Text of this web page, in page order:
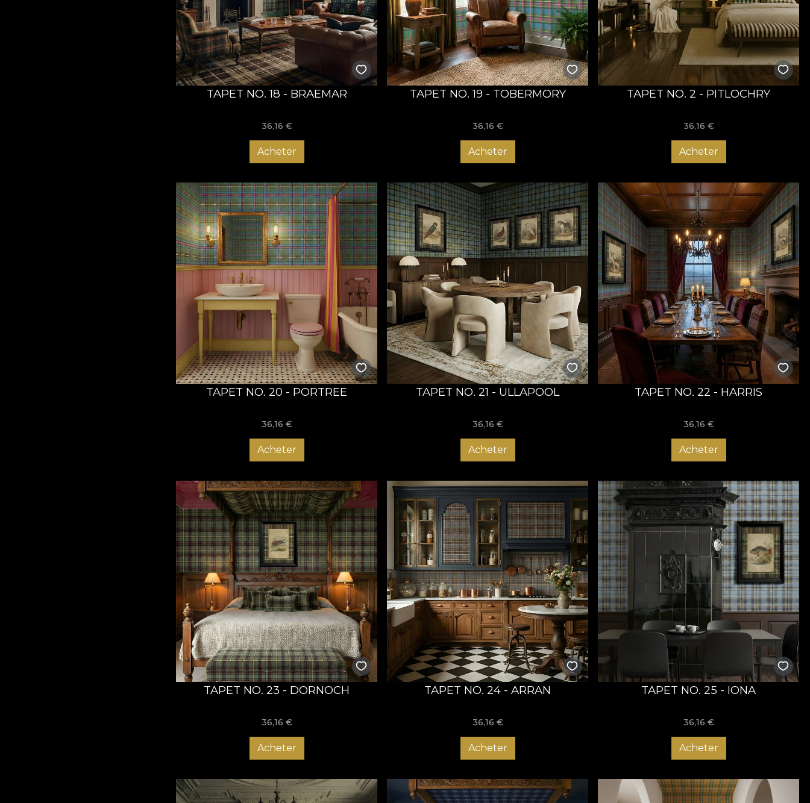
TAPET NO. 18 - BRAEMAR
36,16 €
Acheter
TAPET NO. 19 - TOBERMORY
36,16 €
Acheter
TAPET NO. 2 - PITLOCHRY
36,16 €
Acheter
TAPET NO. 20 - PORTREE
36,16 €
Acheter
TAPET NO. 21 - ULLAPOOL
36,16 €
Acheter
TAPET NO. 22 - HARRIS
36,16 €
Acheter
TAPET NO. 23 - DORNOCH
36,16 €
Acheter
TAPET NO. 24 - ARRAN
36,16 €
Acheter
TAPET NO. 25 - IONA
36,16 €
Acheter